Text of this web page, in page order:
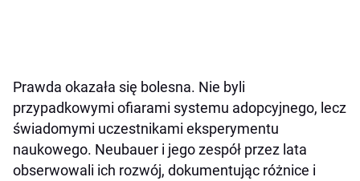
Prawda okazała się bolesna. Nie byli
przypadkowymi ofiarami systemu adopcyjnego, lecz
świadomymi uczestnikami eksperymentu
naukowego. Neubauer i jego zespół przez lata
obserwowali ich rozwój, dokumentując różnice i